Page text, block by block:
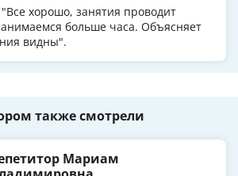
хорошо, занятия проводит
больше часа. Объясняет
видны".
также смотрели
Мариам